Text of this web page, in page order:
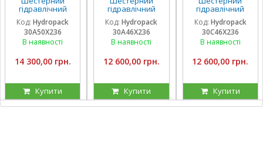
гідравлічний
насос Hydropack
30A50X236 (50
см3) лівого
обертання
Код: Hydropack
30A50X236
В наявності
14 300,00 грн.
Купити
гідравлічний
насос Hydropack
30A46X236 (46
см3) лівого
обертання
Код: Hydropack
30A46X236
В наявності
12 600,00 грн.
Купити
гідравлічний
насос Hydropack
30C46X236 (46
см3) правого
обертання
Код: Hydropack
30C46X236
В наявності
12 600,00 грн.
Купити